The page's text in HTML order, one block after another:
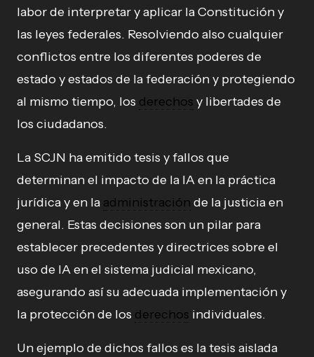
labor de interpretar y aplicar la Constitución y
las leyes federales. Resolviendo also cualquier
conflictos entre los diferentes poderes de
estado y estados de la federación y protegiendo
al mismo tiempo, los derechos y libertades de
los ciudadanos.
La SCJN ha emitido tesis y fallos que
determinan el impacto de la IA en la práctica
jurídica y en la administración de la justicia en
general. Estas decisiones son un pilar para
establecer precedentes y directrices sobre el
uso de IA en el sistema judicial mexicano,
asegurando así su adecuada implementación y
la protección de los derechos individuales.
Un ejemplo de dichos fallos es la tesis aislada